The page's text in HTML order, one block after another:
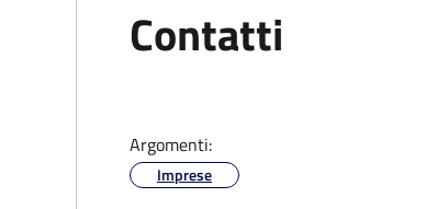
Contatti
Argomenti:
Imprese